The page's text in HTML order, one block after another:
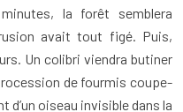
la forêt semblera
avait tout figé. Puis,
Un colibri viendra butiner
de fourmis coupe-
d’un oiseau invisible dans la